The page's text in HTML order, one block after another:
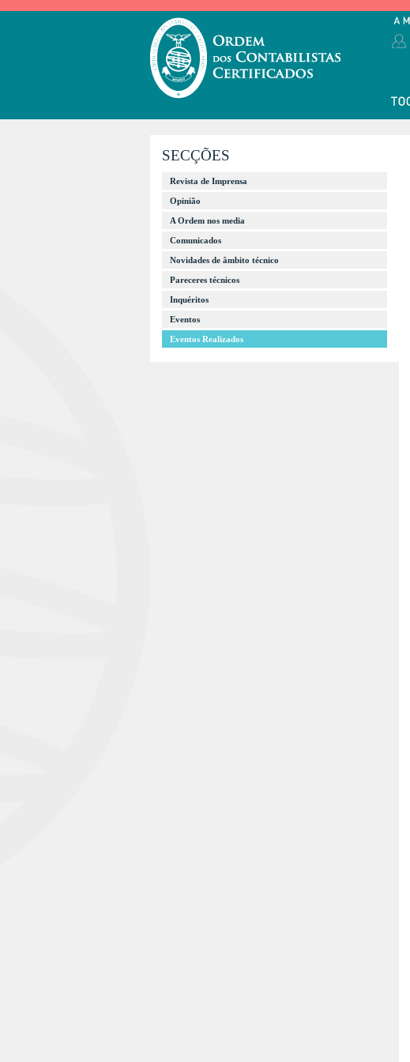
SECÇÕES
Revista de Imprensa
Opinião
A Ordem nos media
Comunicados
Novidades de âmbito técnico
Pareceres técnicos
Inquéritos
Eventos
Eventos Realizados